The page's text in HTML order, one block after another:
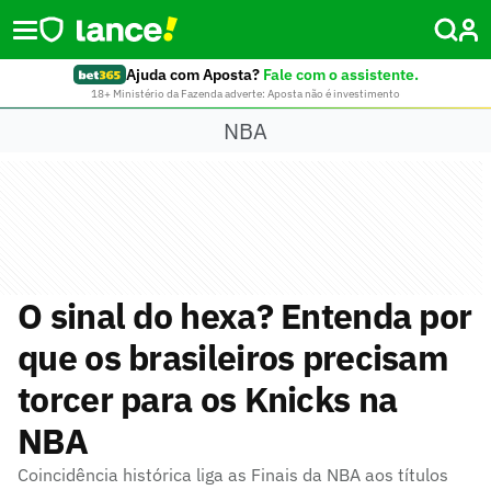
Ajuda com Aposta? Fale com o assistente.
18+ Ministério da Fazenda adverte: Aposta não é investimento
NBA
O sinal do hexa? Entenda por
que os brasileiros precisam
torcer para os Knicks na
NBA
Coincidência histórica liga as Finais da NBA aos títulos